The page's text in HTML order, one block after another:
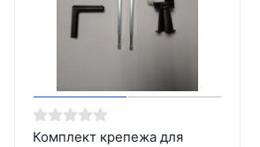
Комплект крепежа для